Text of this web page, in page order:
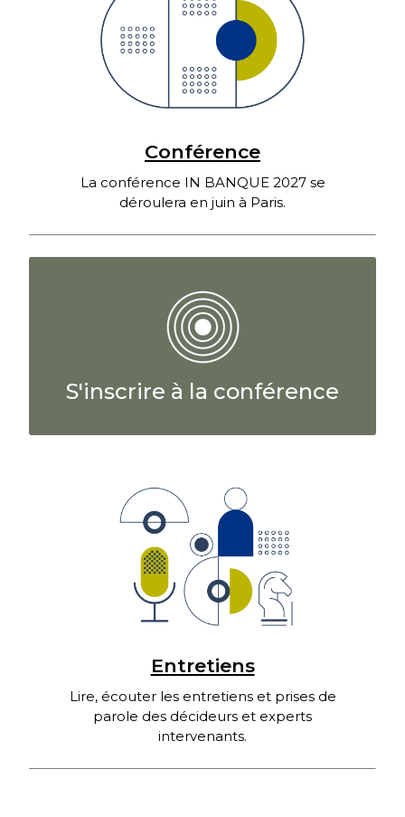
Conférence
La conférence IN BANQUE 2027 se
déroulera en juin à Paris.
S'inscrire à la conférence
Entretiens
Lire, écouter les entretiens et prises de
parole des décideurs et experts
intervenants.